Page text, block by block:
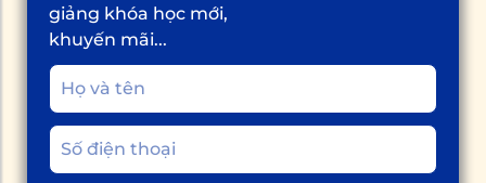
giảng khóa học mới,
khuyến mãi...